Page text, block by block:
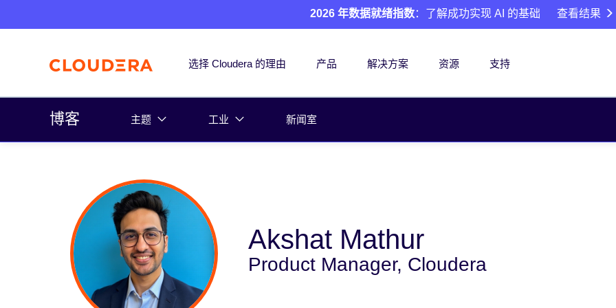
2026 年数据就绪指数：了解成功实现 AI 的基础 查看结果
选择 Cloudera 的理由 产品 解决方案 资源 支持
博客 主题 工业 新闻室
Akshat Mathur
Product Manager, Cloudera